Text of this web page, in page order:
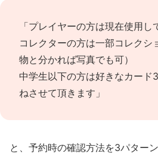
「プレイヤーの方は現在使用
コレクターの方は一部コレクシ
物と分かれば写真でも可）
中学生以下の方は好きなカード
ねさせて頂きます」
と、予約時の確認方法を3パター